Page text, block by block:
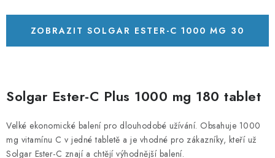
ZOBRAZIT SOLGAR ESTER-C 1000 MG 30
Solgar Ester-C Plus 1000 mg 180 tablet
Velké ekonomické balení pro dlouhodobé užívání. Obsahuje 1000
mg vitamínu C v jedné tabletě a je vhodné pro zákazníky, kteří už
Solgar Ester-C znají a chtějí výhodnější balení.